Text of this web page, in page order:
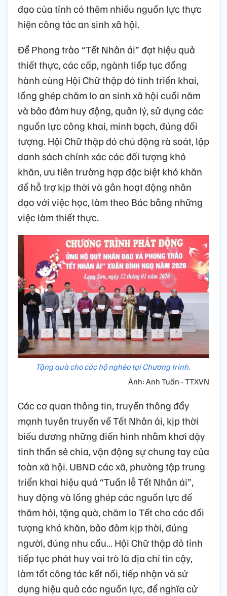
đạo của tỉnh có thêm nhiều nguồn lực thực
hiện công tác an sinh xã hội.
Để Phong trào “Tết Nhân ái” đạt hiệu quả
thiết thực, các cấp, ngành tiếp tục đồng
hành cùng Hội Chữ thập đỏ tỉnh triển khai,
lồng ghép chăm lo an sinh xã hội cuối năm
và bảo đảm huy động, quản lý, sử dụng các
nguồn lực công khai, minh bạch, đúng đối
tượng. Hội Chữ thập đỏ chủ động rà soát, lập
danh sách chính xác các đối tượng khó
khăn, ưu tiên trường hợp đặc biệt khó khăn
để hỗ trợ kịp thời và gắn hoạt động nhân
đạo với việc học, làm theo Bác bằng những
việc làm thiết thực.
Tặng quà cho các hộ nghèo tại Chương trình.
Ảnh: Anh Tuấn - TTXVN
Các cơ quan thông tin, truyền thông đẩy
mạnh tuyên truyền về Tết Nhân ái, kịp thời
biểu dương những điển hình nhằm khơi dậy
tinh thần sẻ chia, vận động sự chung tay của
toàn xã hội. UBND các xã, phường tập trung
triển khai hiệu quả “Tuần lễ Tết Nhân ái”,
huy động và lồng ghép các nguồn lực để
thăm hỏi, tặng quà, chăm lo Tết cho các đối
tượng khó khăn, bảo đảm kịp thời, đúng
người, đúng nhu cầu… Hội Chữ thập đỏ tỉnh
tiếp tục phát huy vai trò là địa chỉ tin cậy,
làm tốt công tác kết nối, tiếp nhận và sử
dụng hiệu quả các nguồn lực, để nghĩa cử